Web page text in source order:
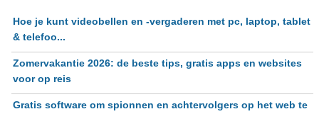
Hoe je kunt videobellen en -vergaderen met pc, laptop, tablet
& telefoo...
Zomervakantie 2026: de beste tips, gratis apps en websites
voor op reis
Gratis software om spionnen en achtervolgers op het web te